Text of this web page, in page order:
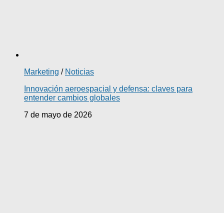
Marketing / Noticias
Innovación aeroespacial y defensa: claves para
entender cambios globales
7 de mayo de 2026